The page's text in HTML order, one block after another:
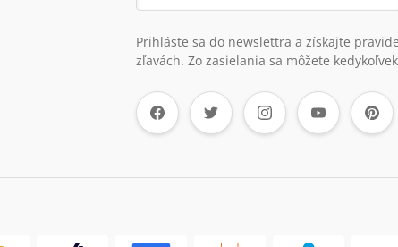
Prihláste sa do newslettra a získajte
zľavách. Zo zasielania sa môžete